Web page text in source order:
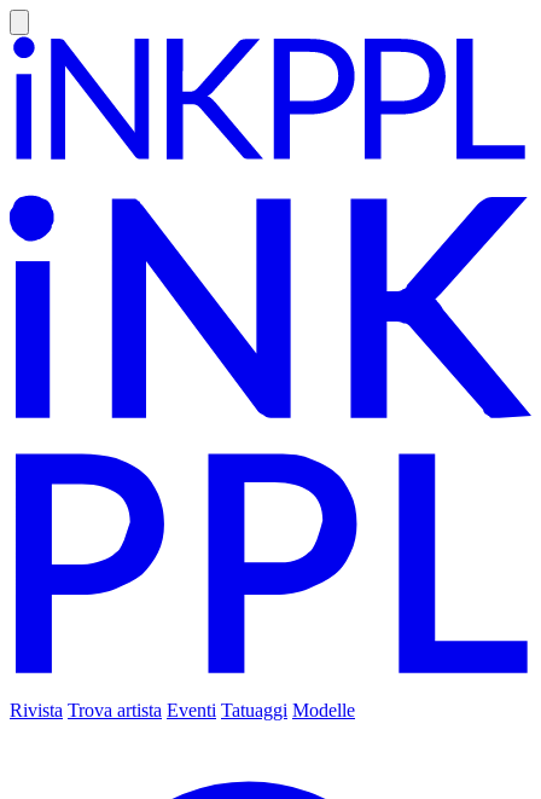
Rivista Trova artista Eventi Tatuaggi Modelle